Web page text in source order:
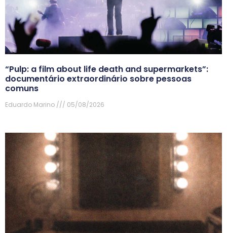
“Pulp: a film about life death and supermarkets”:
documentário extraordinário sobre pessoas
comuns
Eduardo Marino 05/08/2026